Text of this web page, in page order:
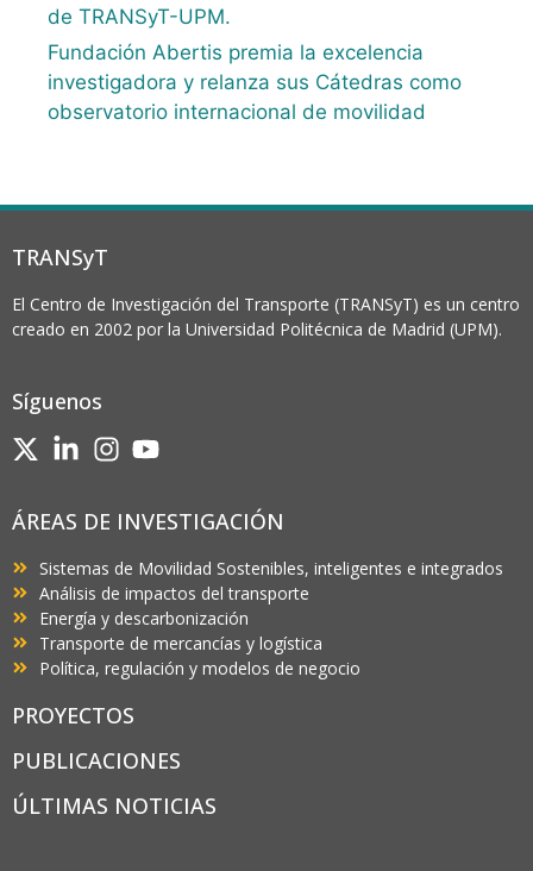
de TRANSyT-UPM.
Fundación Abertis premia la excelencia
investigadora y relanza sus Cátedras como
observatorio internacional de movilidad
TRANSyT
El Centro de Investigación del Transporte (TRANSyT) es un centro
creado en 2002 por la Universidad Politécnica de Madrid (UPM).
Síguenos
ÁREAS DE INVESTIGACIÓN
Sistemas de Movilidad Sostenibles, inteligentes e integrados
Análisis de impactos del transporte
Energía y descarbonización
Transporte de mercancías y logística
Política, regulación y modelos de negocio
PROYECTOS
PUBLICACIONES
ÚLTIMAS NOTICIAS